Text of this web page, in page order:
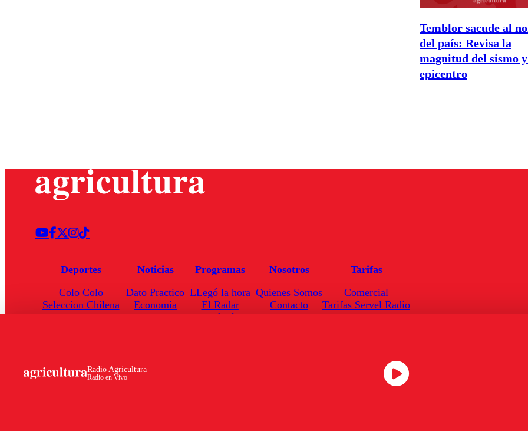
Temblor sacude al
del país: Revisa la
magnitud del sismo
epicentro
Radio Agricultura
Radio en Vivo
Deportes
Colo Colo
Seleccion Chilena
Noticias
Dato Practico
Economía
Programas
LLegó la hora
El Radar
Enfoqué Público
Nosotros
Quienes Somos
Contacto
Tarifas
Comercial
Tarifas Servel Radio